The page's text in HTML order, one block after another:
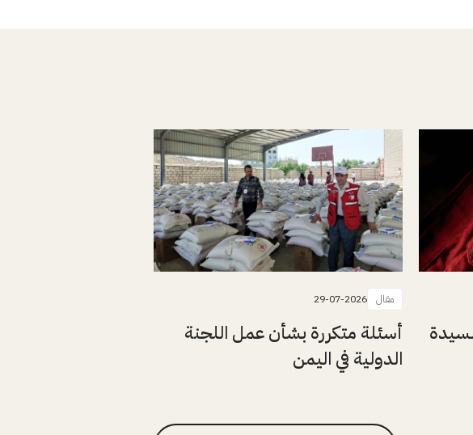
مقال 29-07-2026
أسئلة متكررة بشأن عمل اللجنة
الدولية في اليمن